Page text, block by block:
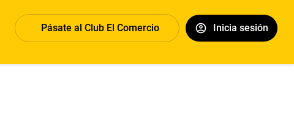
Pásate al Club El Comercio Inicia sesión